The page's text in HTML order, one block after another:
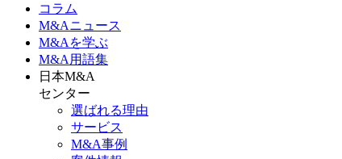
コラム
M&Aニュース
M&Aを学ぶ
M&A 用語集
日本M&A
センター
選ばれる理由
サービス
M&A事例